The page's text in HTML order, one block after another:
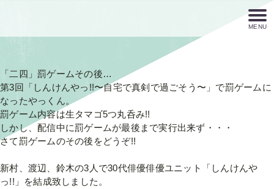
MENU
「二四」罰ゲームその後…
第3回「しんけんやっ!!〜自宅で真剣で過ごそう〜」で罰ゲームに
なったやっくん。
罰ゲーム内容は生タマゴ5つ丸呑み!!
しかし、配信中に罰ゲームが最後まで実行出来ず・・・
さて罰ゲームのその後をどうぞ!!
新村、渡辺、鈴木の3人で30代俳優俳優ユニット「しんけんや
っ!!」を結成致しました。